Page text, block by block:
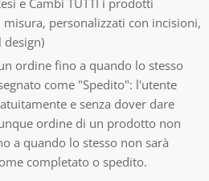
e Cambi TUTTI i prodotti
misura, personalizzati con incisioni,
design)
ordine fino a quando lo stesso
come "Spedito": l'utente
e senza dover dare
ordine di un prodotto non
a quando lo stesso non sarà
completato o spedito.